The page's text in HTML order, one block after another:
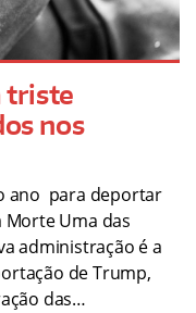
triste
nos
ano para deportar
Uma das
administração é a
de Trump,
das…